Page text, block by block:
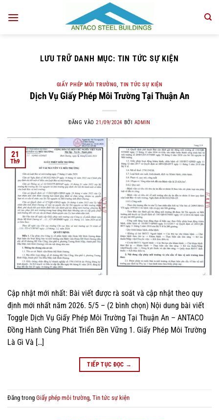
qua
LƯU TRỮ DANH MỤC: TIN TỨC SỰ KIỆN
GIẤY PHÉP MÔI TRƯỜNG, TIN TỨC SỰ KIỆN
Dịch Vụ Giấy Phép Môi Trường Tại Thuận An
ĐĂNG VÀO21/09/2024 BỞI ADMIN
21
Th9
Cập nhật mới nhất: Bài viết được rà soát và cập nhật theo quy
định mới nhất năm 2026. 5/5 – (2 bình chọn) Nội dung bài viết
Toggle Dịch Vụ Giấy Phép Môi Trường Tại Thuận An – ANTACO
Đồng Hành Cùng Phát Triển Bền Vững 1. Giấy Phép Môi Trường
Là Gì Và […]
TIẾP TỤC ĐỌC →
Đăng trong Giấy phép môi trường, Tin tức sự kiện